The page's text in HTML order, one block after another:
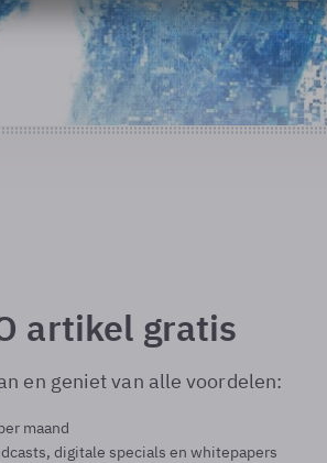
artikel gratis
en geniet van alle voordelen:
maand
digitale specials en whitepapers